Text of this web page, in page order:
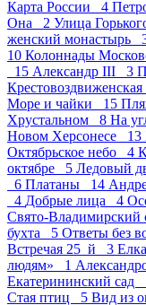
Карта России 4
Она 2 Улица
женский монастырь
10 Колоннады
15 Александр III 3
Море и чайки 15
Хрустальном 8 На
Новом Херсонесе 13
Октябрьское небо 4
октябре 5 Ледовый
6 Платаны 14
4 Добрые лица 4
Свято-Владимирский
бухта 5 Ответы без
Встречая 25_й 3
людям» 1
Екатерининский сад
Стая птиц 5 Вид из